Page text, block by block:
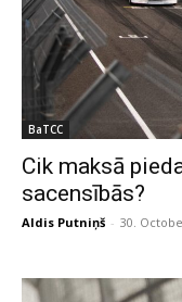
BaTCC
Cik maksā
sacensībās?
Aldis Putniņš - 30.